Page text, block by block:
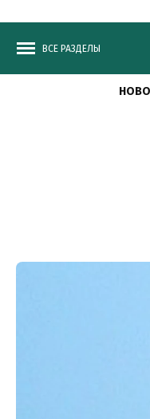
ВСЕ РАЗДЕЛЫ